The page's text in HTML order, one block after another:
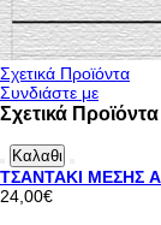
Σχετικά Προϊόντα
Συνδιάστε με
Σχετικά Προϊόντα
Καλαθι
ΤΣΑΝΤΑΚΙ ΜΕΣΗΣ
24,00€